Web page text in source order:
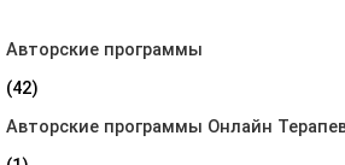
Авторские программы
(42)
Авторские программы Онлайн